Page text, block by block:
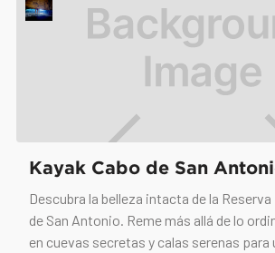
Kayak Cabo de San
Descubra la belleza intacta de la Reserva
de San Antonio. Reme más allá de lo
en cuevas secretas y calas serenas para